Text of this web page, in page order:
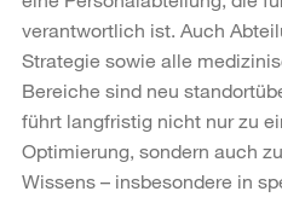
verantwortlich ist. Auch
Strategie sowie alle
Bereiche sind neu
führt langfristig nicht nur zu
Optimierung, sondern auch
Wissens – insbesondere in